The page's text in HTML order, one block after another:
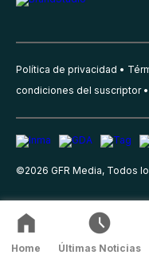
Política de privacidad
condiciones del suscriptor
©2026 GFR Media, Todos
Home Últimas Noticias